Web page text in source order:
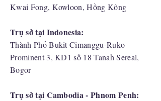
Kwai Fong, Kowloon, Hồng Kông
Trụ sở tại Indonesia:
​Thành Phố Bukit Cimanggu-Ruko
Prominent 3, KD1 số 18 Tanah Sereal,
Bogor
Trụ sở tại Cambodia - Phnom Penh: